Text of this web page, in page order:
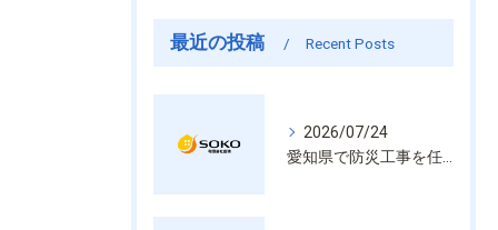
最近の投稿 Recent Posts
2026/07/24